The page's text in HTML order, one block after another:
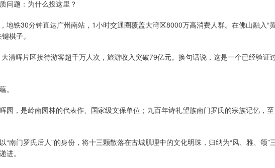
问题：为什么投这里？
地铁30分钟直达广州南站，1小时交通圈覆盖大湾区8000万高消费人群。在佛山融入“
棋子。
清晖片区接待游客超千万人次，旅游收入突破79亿元。换句话说，这是一个已经验证
。
园，是岭南园林的代表作、国家级文保单位；九百年诗礼望族南门罗氏的宗族记忆，至
南门罗氏后人”的身份，将十三颗散落在古城肌理中的文化明珠，归纳为“风、雅、颂”
进。